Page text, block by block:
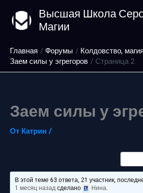
содержимому
Высшая Школа
Магии
Главная Форумы Колдовство, магия
Заем силы у эгрегоров
Страница 2
Заем силы у
От Катрин /
В этой теме 63 ответа, 21 участник,
1 месяц назадсделано Нина.